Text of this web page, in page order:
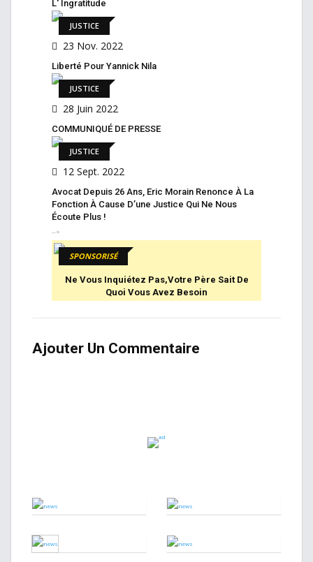
L' Ingratitude
JUSTICE
23 Nov. 2022
Liberté Pour Yannick Nila
JUSTICE
28 Juin 2022
COMMUNIQUÉ DE PRESSE
JUSTICE
12 Sept. 2022
Avocat Depuis 26 Ans, Eric Morain Renonce À La
Fonction À Cause D’une Justice Qui Ne Nous
Écoute Plus !
-->
SPONSORISÉ
Ne Vous Inquiétez Pas,votre Père Sait De
Quoi Vous Avez Besoin
Ajouter Un Commentaire